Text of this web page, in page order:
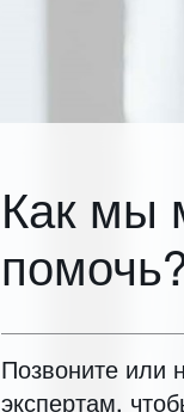
Как мы
Позвоните или
экспертам,